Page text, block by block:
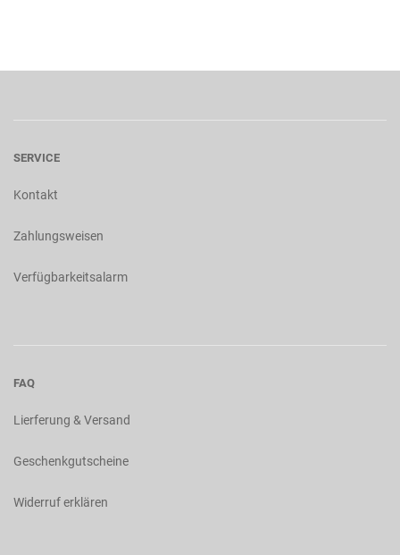
SERVICE
Kontakt
Zahlungsweisen
Verfügbarkeitsalarm
FAQ
Lierferung & Versand
Geschenkgutscheine
Widerruf erklären